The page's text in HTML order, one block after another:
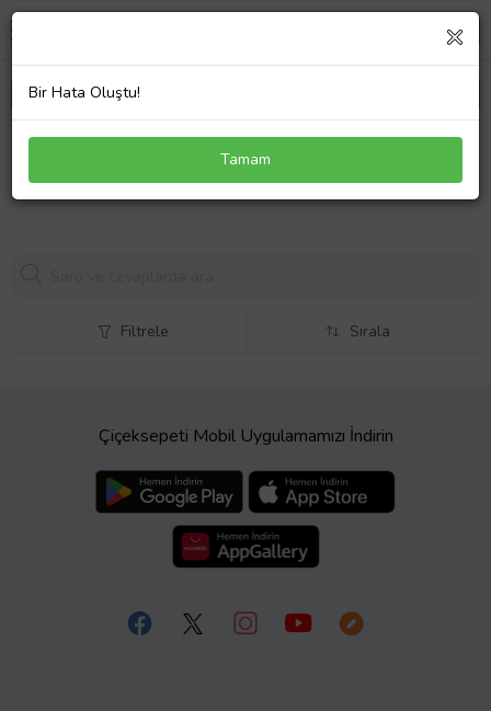
Casper CHU Batarya Pil 6000mAh Beyaz
3777,59 TL
Filtrele Sırala
Çiçeksepeti Mobil Uygulamamızı İndirin
Bir Hata Oluştu!
Tamam